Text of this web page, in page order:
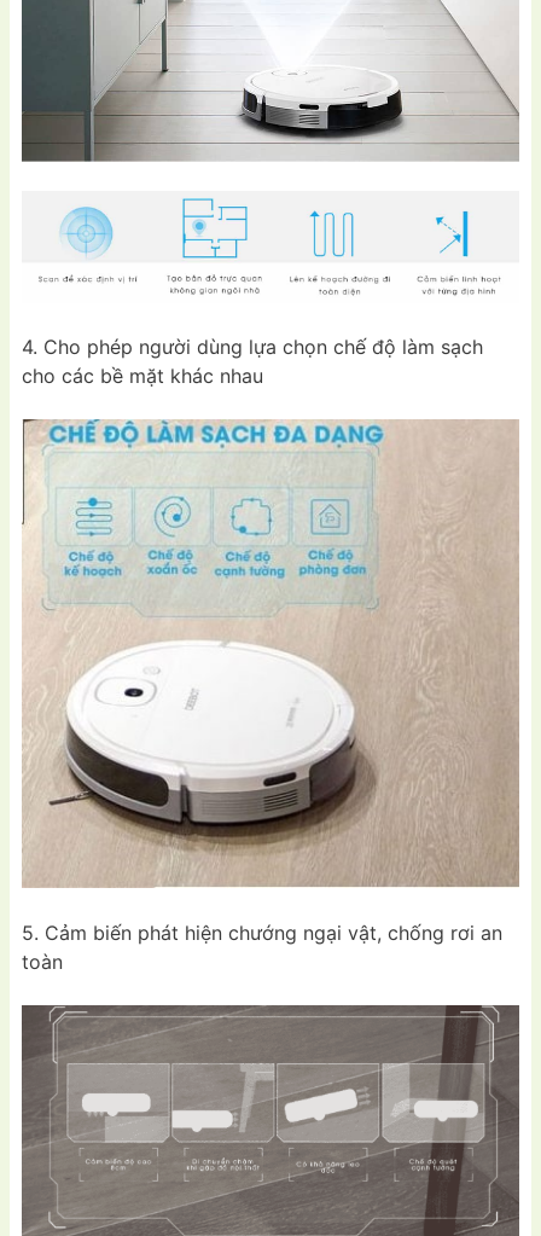
4. Cho phép người dùng lựa chọn chế độ làm sạch
cho các bề mặt khác nhau
5. Cảm biến phát hiện chướng ngại vật, chống rơi an
toàn